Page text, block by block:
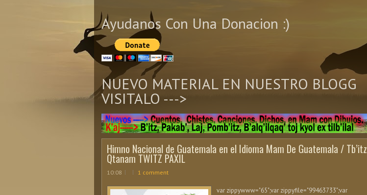
Ayudanos Con Una Donacion :)
NUEVO MATERIAL EN NUESTRO BLOGG
VISITALO --->
Himno Nacional de Guatemala en el Idioma Mam De Guatemala / Tb’itz
Qtanam TWITZ PAXIL
10:08 1 comment
var zippywww="65";var zippyfile="99463733";var